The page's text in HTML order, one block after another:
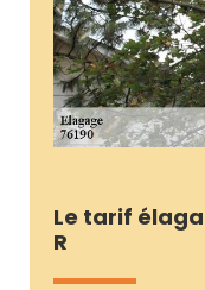
Le tarif
R